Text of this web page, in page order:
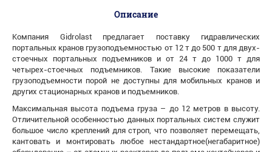
Описание
Компания Gidrolast предлагает поставку гидравлических
портальных кранов грузоподъемностью от 12 т до 500 т для двух-
стоечных портальных подъемников и от 24 т до 1000 т для
четырех-стоечных подъемников. Такие высокие показатели
грузоподъемности порой не доступны для мобильных кранов и
других стационарных кранов и подъемников.
Максимальная высота подъема груза – до 12 метров в высоту.
Отличительной особенностью данных портальных систем служит
большое число креплений для строп, что позволяет перемещать,
кантовать и монтировать любое нестандартное(негабаритное)